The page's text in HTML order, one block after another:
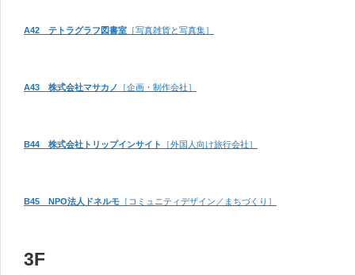
A42 テトラグラフ図書室 ［写真雑貨と写真集］
A43 株式会社マサカノ ［企画・制作会社］
B44 株式会社トリップインサイト ［外国人向け旅行会社］
B45 NPO法人ドネルモ ［コミュニティデザイン／まちづくり］
3F